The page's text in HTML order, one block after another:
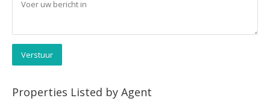
Verstuur
Properties Listed by Agent